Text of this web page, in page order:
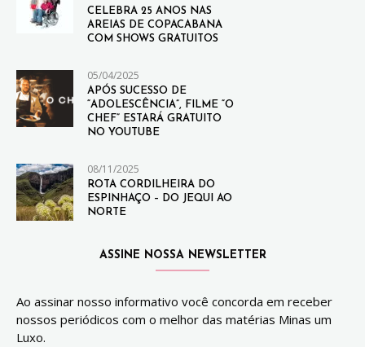
CELEBRA 25 ANOS NAS
AREIAS DE COPACABANA
COM SHOWS GRATUITOS
05/04/2025
APÓS SUCESSO DE
“ADOLESCÊNCIA”, FILME “O
CHEF” ESTARÁ GRATUITO
NO YOUTUBE
08/11/2025
ROTA CORDILHEIRA DO
ESPINHAÇO – DO JEQUI AO
NORTE
ASSINE NOSSA NEWSLETTER
Ao assinar nosso informativo você concorda em receber
nossos periódicos com o melhor das matérias Minas um
Luxo.